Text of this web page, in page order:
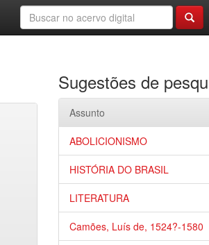
Sugestões de
Assunto
ABOLICIONISMO
HISTÓRIA DO BRASIL
LITERATURA
Camões, Luís de, 1524?-1580